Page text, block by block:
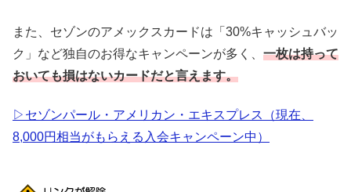
また、セゾンのアメックスカードは「30%キャッシュバッ
ク」など独自のお得なキャンペーンが多く、 一枚は持って
おいても損はないカードだと言えます。
▷セゾンパール・アメリカン・エキスプレス（現在、
8,000円相当がもらえる入会キャンペーン中）